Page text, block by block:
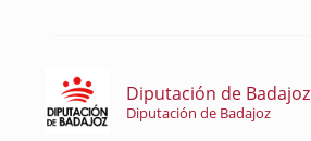
Diputación de Badajoz
Diputación de Badajoz